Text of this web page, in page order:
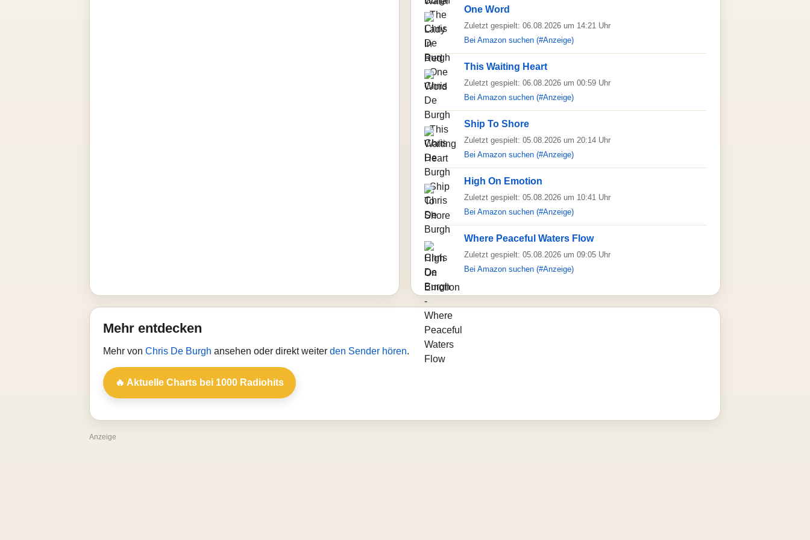
One Word
Zuletzt gespielt: 06.08.2026 um 14:21 Uhr
Bei Amazon suchen (#Anzeige)
This Waiting Heart
Zuletzt gespielt: 06.08.2026 um 00:59 Uhr
Bei Amazon suchen (#Anzeige)
Ship To Shore
Zuletzt gespielt: 05.08.2026 um 20:14 Uhr
Bei Amazon suchen (#Anzeige)
High On Emotion
Zuletzt gespielt: 05.08.2026 um 10:41 Uhr
Bei Amazon suchen (#Anzeige)
Where Peaceful Waters Flow
Zuletzt gespielt: 05.08.2026 um 09:05 Uhr
Bei Amazon suchen (#Anzeige)
Mehr entdecken
Mehr von Chris De Burgh ansehen oder direkt weiter den Sender hören.
🔥 Aktuelle Charts bei 1000 Radiohits
Anzeige